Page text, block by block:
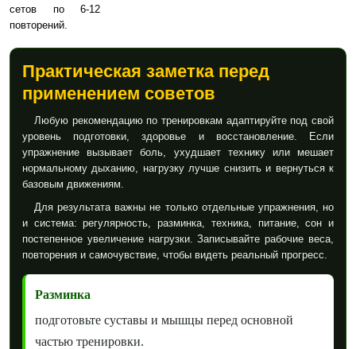
сетов по 6-12
повторений.
Практическая заметка перед
применением советов
Любую рекомендацию по тренировкам адаптируйте под свой
уровень подготовки, здоровье и восстановление. Если
упражнение вызывает боль, ухудшает технику или мешает
нормальному дыханию, нагрузку лучше снизить и вернуться к
базовым движениям.
Для результата важны не только отдельные упражнения, но
и система: регулярность, разминка, техника, питание, сон и
постепенное увеличение нагрузки. Записывайте рабочие веса,
повторения и самочувствие, чтобы видеть реальный прогресс.
Разминка
подготовьте суставы и мышцы перед основной
частью тренировки.